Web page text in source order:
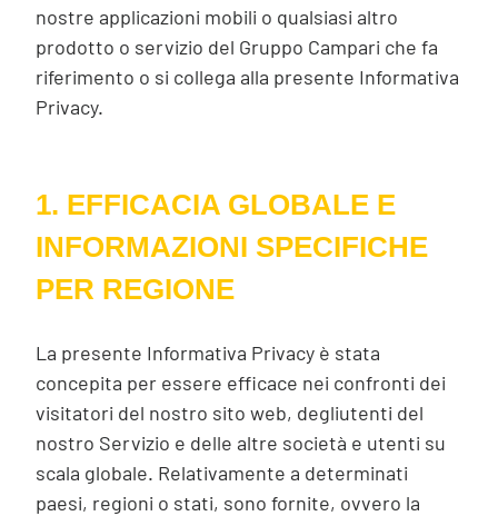
nostre applicazioni mobili o qualsiasi altro
prodotto o servizio del Gruppo Campari che fa
riferimento o si collega alla presente Informativa
Privacy.
1. EFFICACIA GLOBALE E
INFORMAZIONI SPECIFICHE
PER REGIONE
La presente Informativa Privacy è stata
concepita per essere efficace nei confronti dei
visitatori del nostro sito web, degliutenti del
nostro Servizio e delle altre società e utenti su
scala globale. Relativamente a determinati
paesi, regioni o stati, sono fornite, ovvero la